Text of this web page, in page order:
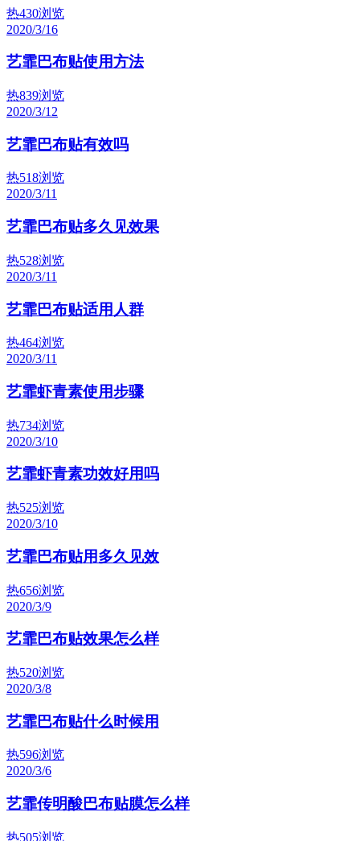
热430浏览
2020/3/16
艺霏巴布贴使用方法
热839浏览
2020/3/12
艺霏巴布贴有效吗
热518浏览
2020/3/11
艺霏巴布贴多久见效果
热528浏览
2020/3/11
艺霏巴布贴适用人群
热464浏览
2020/3/11
艺霏虾青素使用步骤
热734浏览
2020/3/10
艺霏虾青素功效好用吗
热525浏览
2020/3/10
艺霏巴布贴用多久见效
热656浏览
2020/3/9
艺霏巴布贴效果怎么样
热520浏览
2020/3/8
艺霏巴布贴什么时候用
热596浏览
2020/3/6
艺霏传明酸巴布贴膜怎么样
热505浏览